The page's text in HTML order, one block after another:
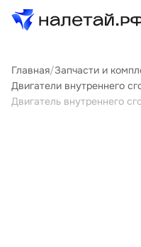
Товары
Услуги
Главная/Запчасти и
Двигатели внутреннего
Двигатель внутреннего